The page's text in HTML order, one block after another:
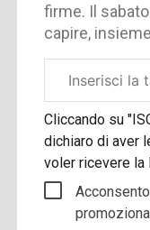
firme. Il
capire,
aziendale
Cliccando su
dichiaro di aver
voler ricevere la